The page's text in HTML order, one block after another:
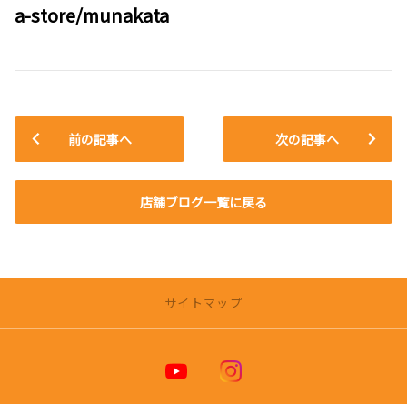
a-store/munakata
前の記事へ
店舗ブログ一覧に戻る
次の記事へ
サイトマップ
トヨタカローラ博多 公式ホームページ